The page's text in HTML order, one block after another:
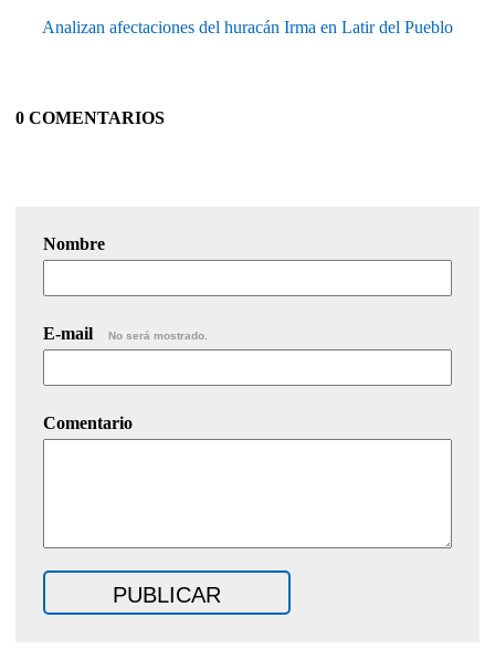
Analizan afectaciones del huracán Irma en Latir del Pueblo
0 COMENTARIOS
Nombre
E-mail No será mostrado.
Comentario